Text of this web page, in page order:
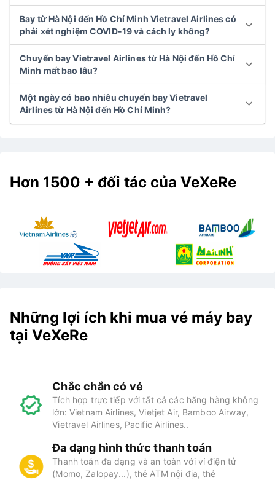
Bay từ Hà Nội đến Hồ Chí Minh Vietravel Airlines có
phải xét nghiệm COVID-19 và cách ly không?
Chuyến bay Vietravel Airlines từ Hà Nội đến Hồ Chí
Minh mất bao lâu?
Một ngày có bao nhiêu chuyến bay Vietravel
Airlines từ Hà Nội đến Hồ Chí Minh?
Hơn 1500 + đối tác của VeXeRe
Những lợi ích khi mua vé máy bay
tại VeXeRe
Chắc chắn có vé
Tích hợp trực tiếp với tất cả các hãng hàng không
lớn: Vietnam Airlines, Vietjet Air, Bamboo Airway,
Vietravel Airlines, Pacific Airlines..
Đa dạng hình thức thanh toán
Thanh toán đa dạng và an toàn với ví điện tử
(Momo, Zalopay...), thẻ ATM nội địa, thẻ